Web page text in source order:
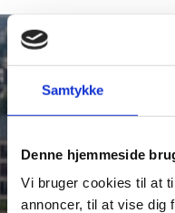
Samtykke
Denne hjemmeside
Vi bruger cookies til at
annoncer, til at vise dig
Danmarks
Tyskland